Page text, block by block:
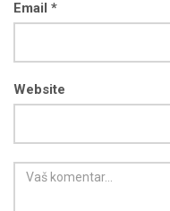
Email *
Website